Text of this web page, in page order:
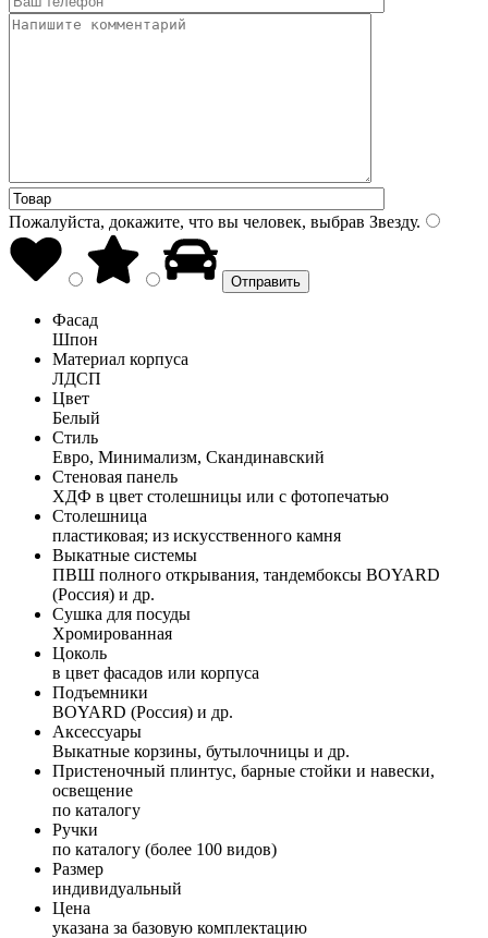
Пожалуйста, докажите, что вы человек, выбрав Звезду.
Фасад
Шпон
Материал корпуса
ЛДСП
Цвет
Белый
Стиль
Евро, Минимализм, Скандинавский
Стеновая панель
ХДФ в цвет столешницы или с фотопечатью
Столешница
пластиковая; из искусственного камня
Выкатные системы
ПВШ полного открывания, тандембоксы BOYARD
(Россия) и др.
Сушка для посуды
Хромированная
Цоколь
в цвет фасадов или корпуса
Подъемники
BOYARD (Россия) и др.
Аксессуары
Выкатные корзины, бутылочницы и др.
Пристеночный плинтус, барные стойки и навески,
освещение
по каталогу
Ручки
по каталогу (более 100 видов)
Размер
индивидуальный
Цена
указана за базовую комплектацию